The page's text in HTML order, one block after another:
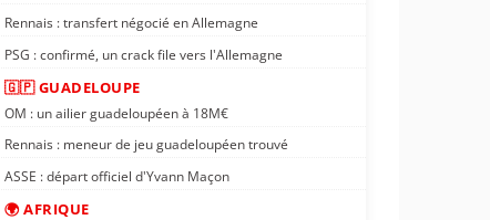
Rennais : transfert négocié en Allemagne
PSG : confirmé, un crack file vers l'Allemagne
🇬🇵 GUADELOUPE
OM : un ailier guadeloupéen à 18M€
Rennais : meneur de jeu guadeloupéen trouvé
ASSE : départ officiel d'Yvann Maçon
🌍 AFRIQUE